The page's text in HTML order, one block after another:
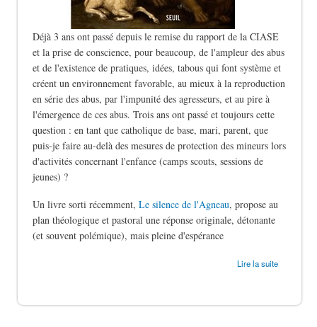
Déjà 3 ans ont passé depuis le remise du rapport de la CIASE
et la prise de conscience, pour beaucoup, de l'ampleur des abus
et de l'existence de pratiques, idées, tabous qui font système et
créent un environnement favorable, au mieux à la reproduction
en série des abus, par l'impunité des agresseurs, et au pire à
l'émergence de ces abus. Trois ans ont passé et toujours cette
question : en tant que catholique de base, mari, parent, que
puis-je faire au-delà des mesures de protection des mineurs lors
d'activités concernant l'enfance (camps scouts, sessions de
jeunes) ?
Un livre sorti récemment, Le silence de l'Agneau, propose au
plan théologique et pastoral une réponse originale, détonante
(et souvent polémique), mais pleine d'espérance
Lire la suite